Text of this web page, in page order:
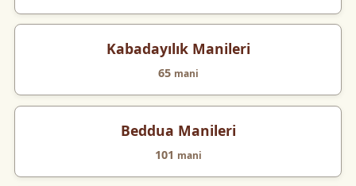
Kabadayılık Manileri
65 mani
Beddua Manileri
101 mani